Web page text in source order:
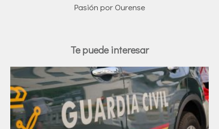
Pasión por Ourense
Te puede interesar